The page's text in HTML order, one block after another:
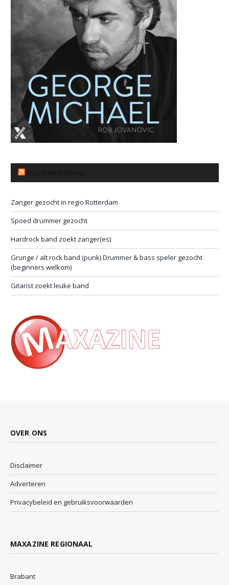
Zanger gezocht in regio Rotterdam
Spoed drummer gezocht
Hardrock band zoekt zanger(es)
Grunge / alt rock band (punk) Drummer & bass speler gezocht
(beginners welkom)
Gitarist zoekt leuke band
OVER ONS
Disclaimer
Adverteren
Privacybeleid en gebruiksvoorwaarden
MAXAZINE REGIONAAL
Brabant